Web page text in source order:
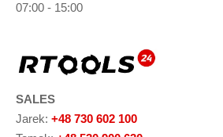
07:00 - 15:00
SALES
Jarek: +48 730 602 100